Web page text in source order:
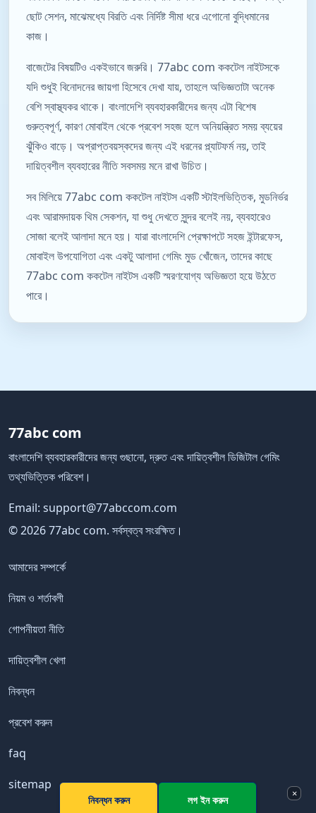
ছোট সেশন, মাঝেমধ্যে বিরতি এবং নির্দিষ্ট সীমা ধরে এগোনো বুদ্ধিমানের
কাজ।
বাজেটের বিষয়টিও একইভাবে জরুরি। 77abc com ককটেল নাইটসকে
যদি শুধুই বিনোদনের জায়গা হিসেবে দেখা যায়, তাহলে অভিজ্ঞতাটা অনেক
বেশি স্বাস্থ্যকর থাকে। বাংলাদেশি ব্যবহারকারীদের জন্য এটা বিশেষ
গুরুত্বপূর্ণ, কারণ মোবাইল থেকে প্রবেশ সহজ হলে অনিয়ন্ত্রিত সময় ব্যয়ের
ঝুঁকিও বাড়ে। অপ্রাপ্তবয়স্কদের জন্য এই ধরনের প্ল্যাটফর্ম নয়, তাই
দায়িত্বশীল ব্যবহারের নীতি সবসময় মনে রাখা উচিত।
সব মিলিয়ে 77abc com ককটেল নাইটস একটি স্টাইলভিত্তিক, মুডনির্ভর
এবং আরামদায়ক থিম সেকশন, যা শুধু দেখতে সুন্দর বলেই নয়, ব্যবহারেও
সোজা বলেই আলাদা মনে হয়। যারা বাংলাদেশি প্রেক্ষাপটে সহজ ইন্টারফেস,
মোবাইল উপযোগিতা এবং একটু আলাদা গেমিং মুড খোঁজেন, তাদের কাছে
77abc com ককটেল নাইটস একটি স্মরণযোগ্য অভিজ্ঞতা হয়ে উঠতে
পারে।
77abc com
বাংলাদেশি ব্যবহারকারীদের জন্য গুছানো, দ্রুত এবং দায়িত্বশীল ডিজিটাল গেমিং
তথ্যভিত্তিক পরিবেশ।
Email: support@77abccom.com
© 2026 77abc com. সর্বস্বত্ব সংরক্ষিত।
আমাদের সম্পর্কে
নিয়ম ও শর্তাবলী
গোপনীয়তা নীতি
দায়িত্বশীল খেলা
নিবন্ধন
প্রবেশ করুন
faq
sitemap
×
নিবন্ধন করুন লগ ইন করুন